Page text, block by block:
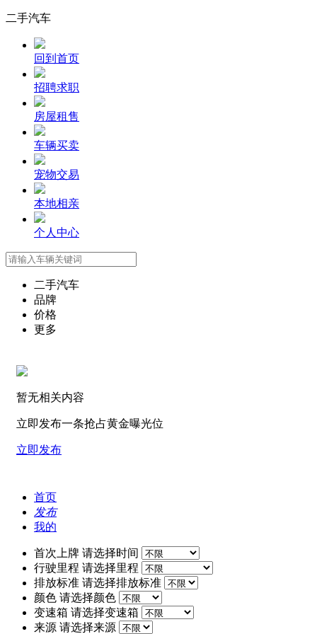
二手汽车
回到首页
招聘求职
房屋租售
车辆买卖
宠物交易
本地相亲
个人中心
二手汽车
品牌
价格
更多
暂无相关内容
立即发布一条抢占黄金曝光位
立即发布
首页
发布
我的
首次上牌 请选择时间
行驶里程 请选择里程
排放标准 请选择排放标准
颜色 请选择颜色
变速箱 请选择变速箱
来源 请选择来源